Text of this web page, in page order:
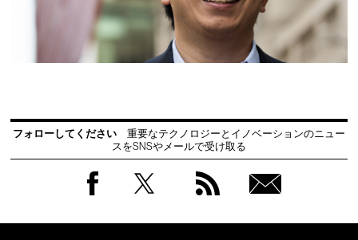
フォローしてください
重要なテクノロジーとイノベーションのニュー
スをSNSやメールで受け取る